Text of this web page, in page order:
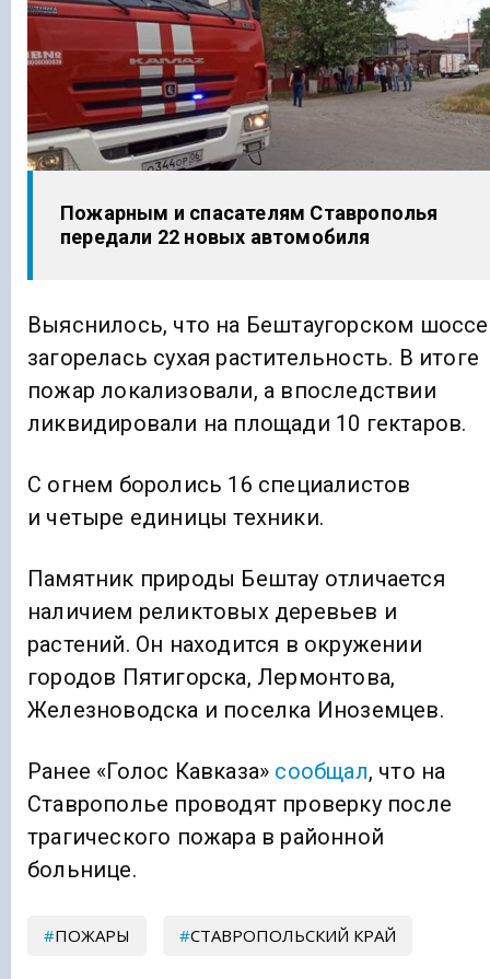
Пожарным и спасателям Ставрополья
передали 22 новых автомобиля
Выяснилось, что на Бештаугорском шоссе
загорелась сухая растительность. В итоге
пожар локализовали, а впоследствии
ликвидировали на площади 10 гектаров.
С огнем боролись 16 специалистов
и четыре единицы техники.
Памятник природы Бештау отличается
наличием реликтовых деревьев и
растений. Он находится в окружении
городов Пятигорска, Лермонтова,
Железноводска и поселка Иноземцев.
Ранее «Голос Кавказа» сообщал, что на
Ставрополье проводят проверку после
трагического пожара в районной
больнице.
ПОЖАРЫ СТАВРОПОЛЬСКИЙ КРАЙ